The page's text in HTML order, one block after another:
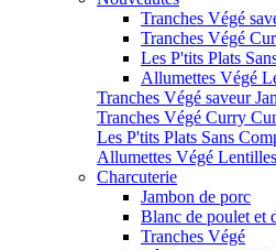
Tranches Végé
Tranches Végé
Les P'tits Plats
Allumettes Végé
Tranches Végé saveur
Tranches Végé Curry
Les P'tits Plats Sans
Allumettes Végé
Charcuterie
Jambon de porc
Blanc de poulet et
Tranches Végé